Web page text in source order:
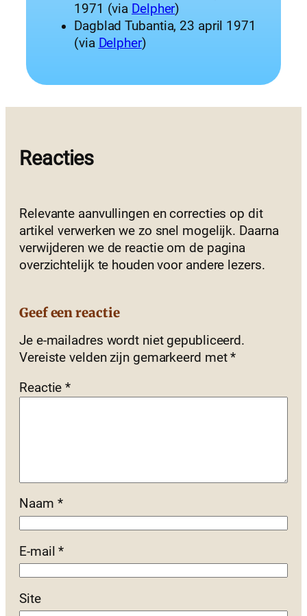
1971 (via Delpher)
Dagblad Tubantia, 23 april 1971
(via Delpher)
Reacties
Relevante aanvullingen en correcties op dit
artikel verwerken we zo snel mogelijk. Daarna
verwijderen we de reactie om de pagina
overzichtelijk te houden voor andere lezers.
Geef een reactie
Je e-mailadres wordt niet gepubliceerd.
Vereiste velden zijn gemarkeerd met*
Reactie*
Naam *
E-mail*
Site